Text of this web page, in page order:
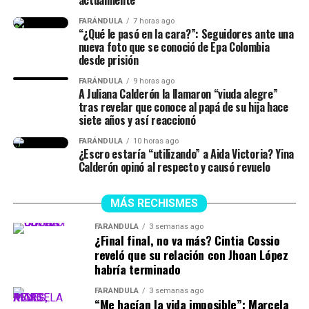
♬ original sound –
ISABELLA LADERA
FARÁNDULA 7 horas ago
“¿Qué le pasó en la cara?”: Seguidores ante una
nueva foto que se conoció de Epa Colombia
desde prisión
FARÁNDULA 9 horas ago
A Juliana Calderón la llamaron “viuda alegre”
tras revelar que conoce al papá de su hija hace
siete años y así reaccionó
FARÁNDULA 10 horas ago
¿Escro estaría “utilizando” a Aida Victoria? Yina
Calderón opinó al respecto y causó revuelo
MÁS RECHISMES
FARÁNDULA 3 semanas ago
¿Final final, no va más? Cintia Cossio
reveló que su relación con Jhoan López
habría terminado
FARÁNDULA 3 semanas ago
“Me hacían la vida imposible”: Marcela